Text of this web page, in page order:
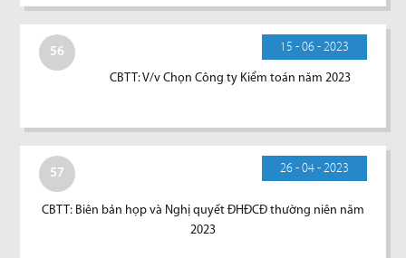
56 15 - 06 - 2023
CBTT: V/v Chọn Công ty Kiểm toán năm 2023
57 26 - 04 - 2023
CBTT: Biên bản họp và Nghị quyết ĐHĐCĐ thường niên năm
2023